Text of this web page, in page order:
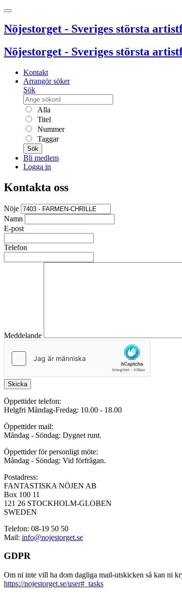
Nöjestorget - Sveriges största
Nöjestorget - Sveriges största
Kontakt
Arrangör söker
Sök
Alla
Titel
Nummer
Taggar
Sök
Bli medlem
Logga in
Kontakta oss
Nöje
Namn
E-post
Telefon
Meddelande
Skicka
Öppettider telefon:
Helgfri Måndag-Fredag: 10.00 - 18.00
Öppettider mail:
Måndag - Söndag: Dygnet runt.
Öppettider för personligt möte:
Måndag - Söndag: Vid förfrågan.
Postadress:
FANTASTISKA NÖJEN AB
Box 100 11
121 26 STOCKHOLM-GLOBEN
SWEDEN
Telefon: 08-19 50 50
Mail: info@nojestorget.se
GDPR
Om ni inte vill ha dom dagliga mail-utskicken så kan ni
https://nojestorget.se/user#_tasks